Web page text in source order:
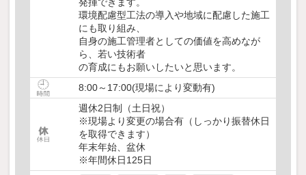
環境配慮型工法の導入や地域に配慮した施工
にも取り組み、
自身の施工管理者としての価値を高めなが
ら、若い技術者
の育成にもお願いしたいと思います。
8:00～17:00(現場により変動有)
週休2日制（土日祝）
※現場より変更の場合有（しっかり振替休日
を取得できます）
年末年始、盆休
※年間休日125日